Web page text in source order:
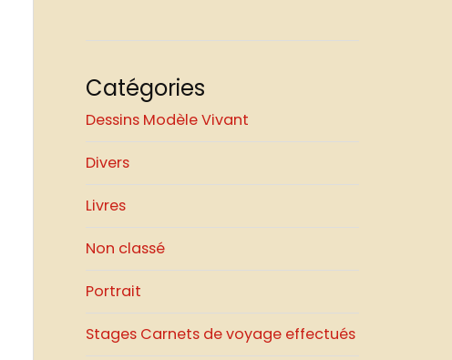
Catégories
Dessins Modèle Vivant
Divers
Livres
Non classé
Portrait
Stages Carnets de voyage effectués